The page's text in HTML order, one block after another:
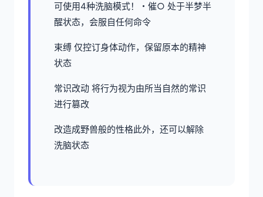
可使用4种洗脑模式！・催○ 处于半梦半
醒状态，会服自任何命令
束缚 仅控订身体动作，保留原本的精神
状态
常识改动 将行为视为由所当自然的常识
进行篡改
改造成野兽般的性格此外，还可以解除
洗脑状态